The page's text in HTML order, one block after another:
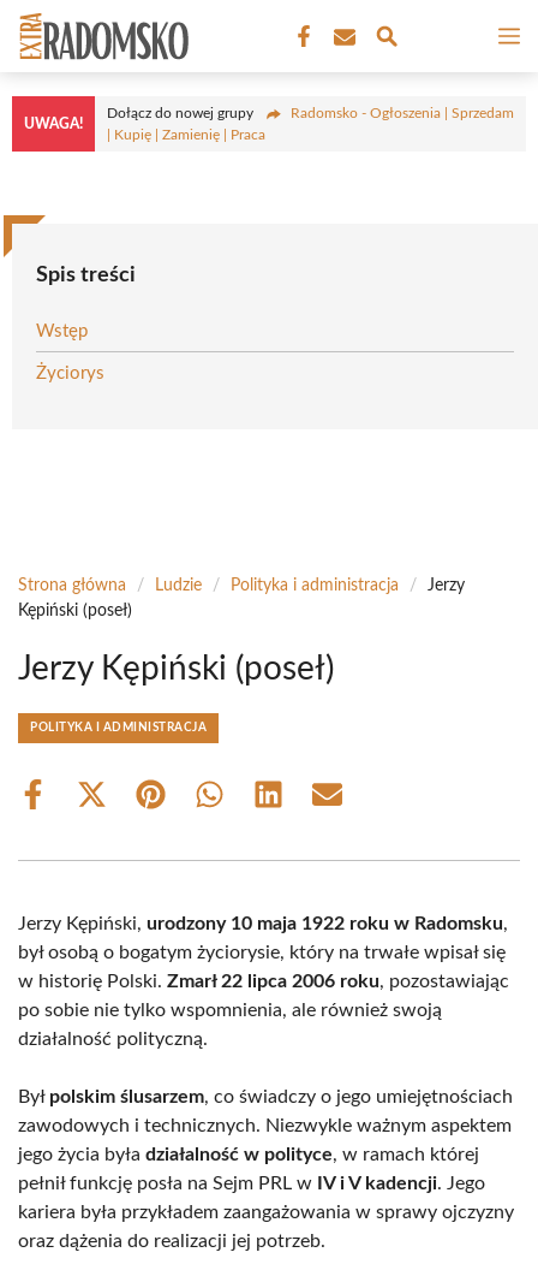
Przejdź
do
treści
UWAGA!
Dołącz do nowej grupy
Radomsko - Ogłoszenia | Sprzedam
| Kupię | Zamienię | Praca
Spis treści
Wstęp
Życiorys
Strona główna / Ludzie / Polityka i administracja /
Jerzy
Kępiński (poseł)
Jerzy Kępiński (poseł)
POLITYKA I ADMINISTRACJA
Share
Share
(Twitter)
Share Share Share Share
Jerzy Kępiński, urodzony 10 maja 1922 roku w Radomsku,
był osobą o bogatym życiorysie, który na trwałe wpisał się
w historię Polski. Zmarł 22 lipca 2006 roku, pozostawiając
po sobie nie tylko wspomnienia, ale również swoją
działalność polityczną.
Był polskim ślusarzem, co świadczy o jego umiejętnościach
zawodowych i technicznych. Niezwykle ważnym aspektem
jego życia była działalność w polityce, w ramach której
pełnił funkcję posła na Sejm PRL w IV i V kadencji. Jego
kariera była przykładem zaangażowania w sprawy ojczyzny
oraz dążenia do realizacji jej potrzeb.